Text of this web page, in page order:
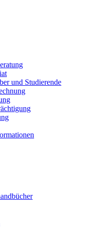
und Studierende